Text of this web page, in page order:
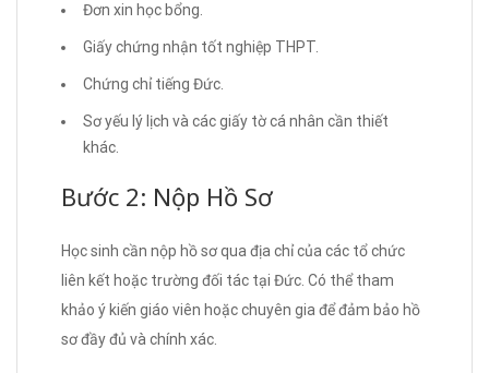
Đơn xin học bổng.
Giấy chứng nhận tốt nghiệp THPT.
Chứng chỉ tiếng Đức.
Sơ yếu lý lịch và các giấy tờ cá nhân cần thiết
khác.
Bước 2: Nộp Hồ Sơ
Học sinh cần nộp hồ sơ qua địa chỉ của các tổ chức
liên kết hoặc trường đối tác tại Đức. Có thể tham
khảo ý kiến giáo viên hoặc chuyên gia để đảm bảo hồ
sơ đầy đủ và chính xác.